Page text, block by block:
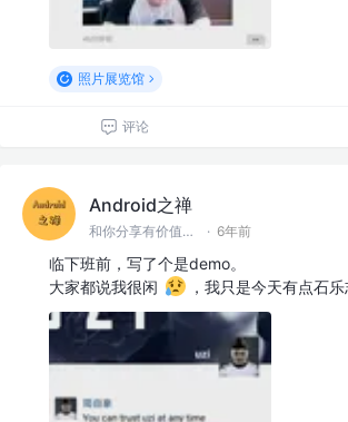
照片展览馆
评论
Android之禅
和你分享有价值有思考的技术文章 @微信 Ming_Lyan · 6年前
临下班前，写了个是demo。
大家都说我很闲
，我只是今天有点石乐